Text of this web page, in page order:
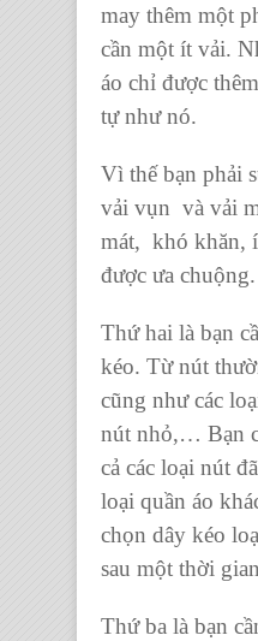
may thêm một
cần một ít vải.
áo chỉ được
tự như nó.
Vì thế bạn phải
vải vụn và vải
mát, khó khăn,
được ưa chuộng.
Thứ hai là bạn
kéo. Từ nút
cũng như các
nút nhỏ,… Bạn
cả các loại nút
loại quần áo
chọn dây kéo
sau một thời
Thứ ba là bạn